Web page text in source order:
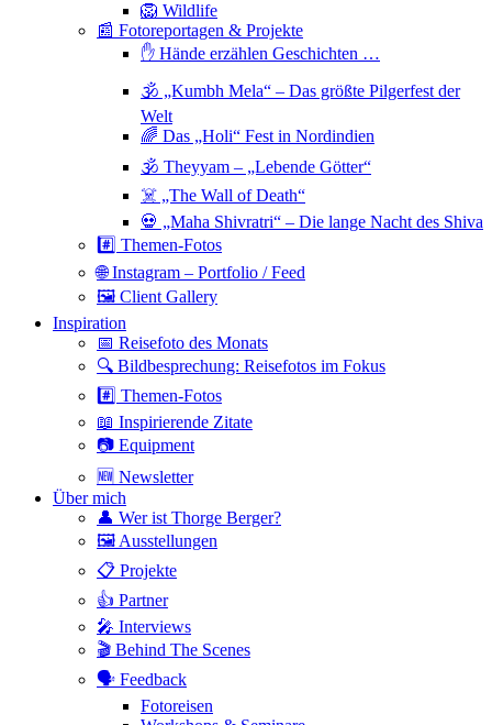
🦁 Wildlife
📰 Fotoreportagen & Projekte
✋ Hände erzählen Geschichten …
🕉 „Kumbh Mela“ – Das größte Pilgerfest der
Welt
🌈 Das „Holi“ Fest in Nordindien
🕉 Theyyam – „Lebende Götter“
☠️ „The Wall of Death“
💀 „Maha Shivratri“ – Die lange Nacht des Shiva
#️⃣ Themen-Fotos
🌐 Instagram – Portfolio / Feed
🖼 Client Gallery
Inspiration
📅 Reisefoto des Monats
🔍 Bildbesprechung: Reisefotos im Fokus
#️⃣ Themen-Fotos
📖 Inspirierende Zitate
📷 Equipment
🆕 Newsletter
Über mich
👤 Wer ist Thorge Berger?
🖼 Ausstellungen
📋 Projekte
👍 Partner
🎤 Interviews
🎬 Behind The Scenes
🗣 Feedback
Fotoreisen